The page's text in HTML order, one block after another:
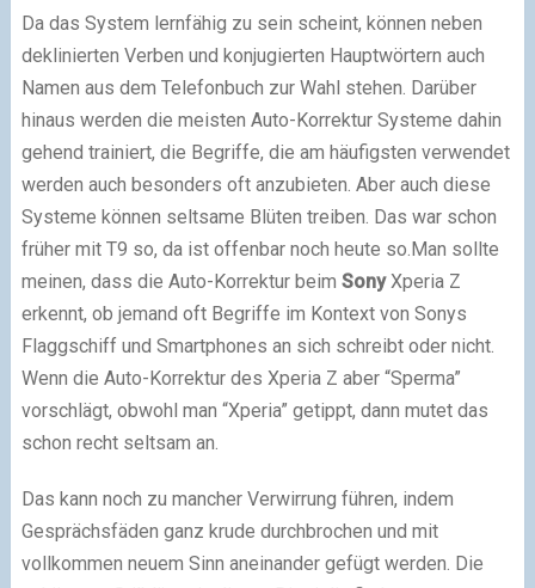
Da das System lernfähig zu sein scheint, können neben
deklinierten Verben und konjugierten Hauptwörtern auch
Namen aus dem Telefonbuch zur Wahl stehen. Darüber
hinaus werden die meisten Auto-Korrektur Systeme dahin
gehend trainiert, die Begriffe, die am häufigsten verwendet
werden auch besonders oft anzubieten. Aber auch diese
Systeme können seltsame Blüten treiben. Das war schon
früher mit T9 so, da ist offenbar noch heute so.Man sollte
meinen, dass die Auto-Korrektur beim SonyXperia Z
erkennt, ob jemand oft Begriffe im Kontext von Sonys
Flaggschiff und Smartphones an sich schreibt oder nicht.
Wenn die Auto-Korrektur des Xperia Z aber “Sperma”
vorschlägt, obwohl man “Xperia” getippt, dann mutet das
schon recht seltsam an.
Das kann noch zu mancher Verwirrung führen, indem
Gesprächsfäden ganz krude durchbrochen und mit
vollkommen neuem Sinn aneinander gefügt werden. Die